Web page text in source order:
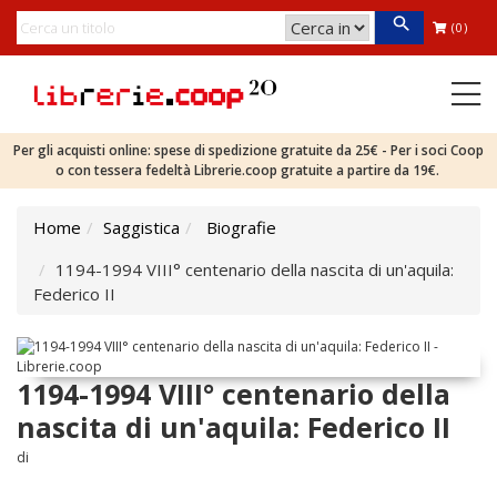
(0)
Per gli acquisti online: spese di spedizione gratuite da 25€ - Per i soci Coop
o con tessera fedeltà Librerie.coop gratuite a partire da 19€.
Home Saggistica
Biografie
1194-1994 VIII° centenario della nascita di un'aquila:
Federico II
1194-1994 VIII° centenario della
nascita di un'aquila: Federico II
di